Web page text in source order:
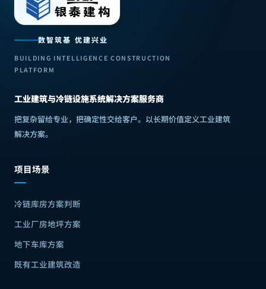
数智筑基 优建兴业
BUILDING INTELLIGENCE CONSTRUCTION
PLATFORM
工业建筑与冷链设施系统解决方案服务商
把复杂留给专业，把确定性交给客户。 以长期价值定义工业建筑
解决方案。
项目场景
冷链库房方案判断
工业厂房地坪方案
地下车库方案
既有工业建筑改造